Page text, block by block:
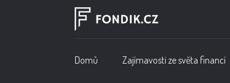
Domů Zajímavosti ze světa financí